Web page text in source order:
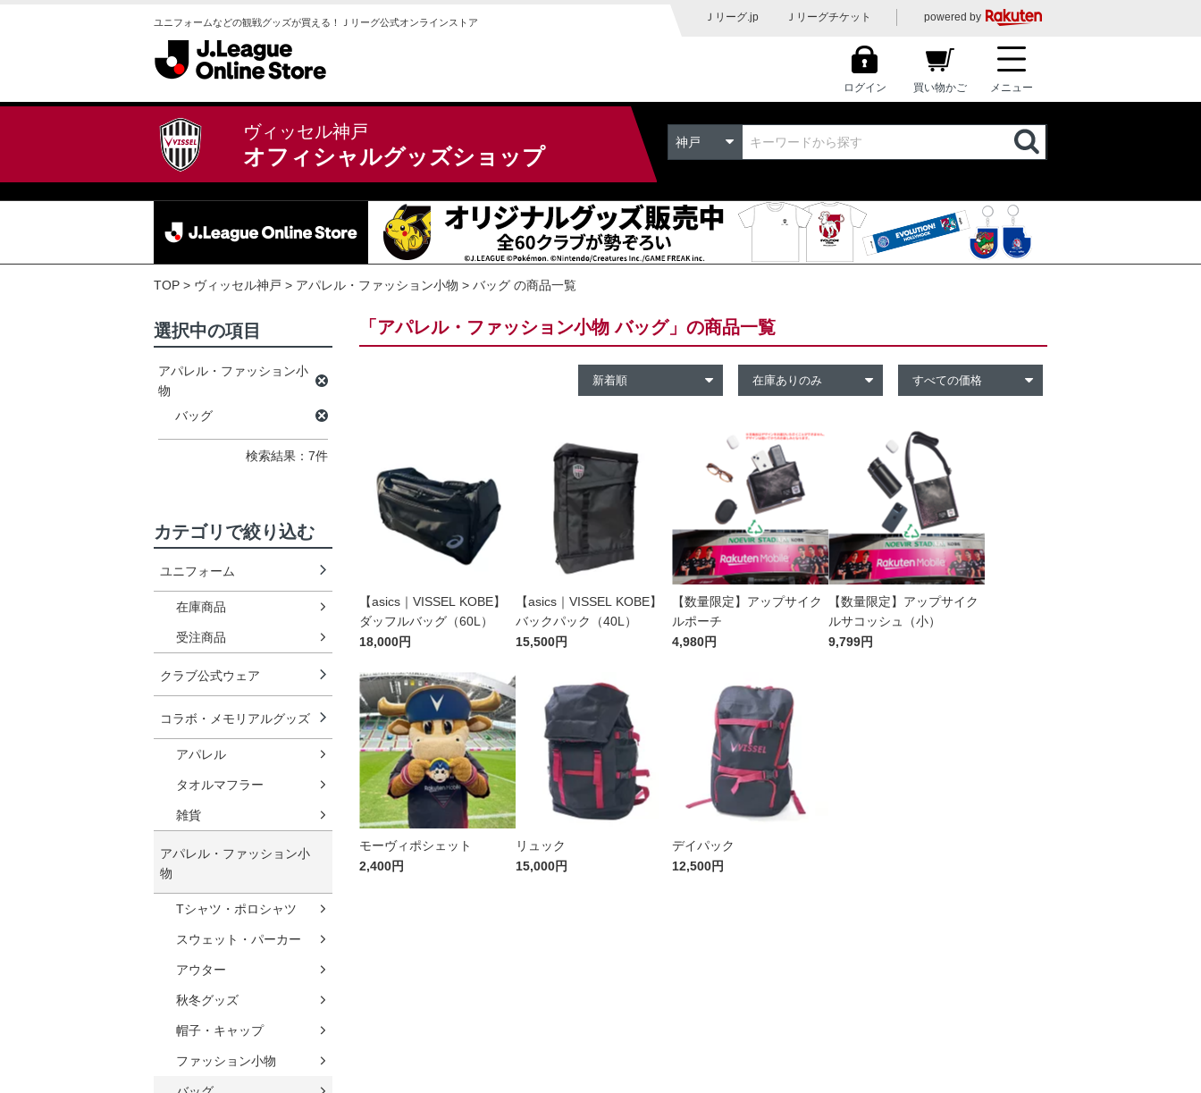
ユニフォームなどの観戦グッズが買える！Ｊリーグ公式オンラインストア Ｊリーグ.jp Ｊリーグチケット powered by
ログイン 買い物かご メニュー
ヴィッセル神戸
オフィシャルグッズショップ
神戸
TOP ヴィッセル神戸 アパレル・ファッション小物 バッグ の商品一覧
「アパレル・ファッション小物 バッグ」の商品一覧
【asics｜VISSEL KOBE】
ダッフルバッグ（60L）
18,000円
【asics｜VISSEL KOBE】
バックパック（40L）
15,500円
【数量限定】アップサイク
ルポーチ
4,980円
【数量限定】アップサイク
ルサコッシュ（小）
9,799円
モーヴィポシェット
2,400円
リュック
15,000円
デイパック
12,500円
選択中の項目
アパレル・ファッション小
物
バッグ
検索結果：7件
カテゴリで絞り込む
ユニフォーム
在庫商品
受注商品
クラブ公式ウェア
コラボ・メモリアルグッズ
アパレル
タオルマフラー
雑貨
アパレル・ファッション小
物
Tシャツ・ポロシャツ
スウェット・パーカー
アウター
秋冬グッズ
帽子・キャップ
ファッション小物